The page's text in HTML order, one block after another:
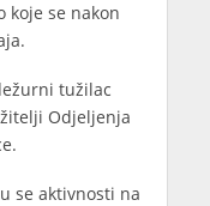
koje se nakon
tužilac
Odjeljenja
se aktivnosti na